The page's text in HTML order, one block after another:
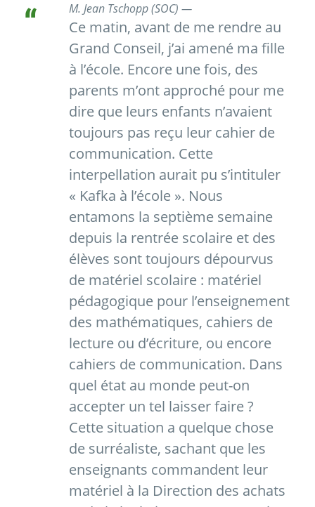
M. Jean Tschopp (SOC) —
Ce matin, avant de me rendre au
Grand Conseil, j’ai amené ma fille
à l’école. Encore une fois, des
parents m’ont approché pour me
dire que leurs enfants n’avaient
toujours pas reçu leur cahier de
communication. Cette
interpellation aurait pu s’intituler
« Kafka à l’école ». Nous
entamons la septième semaine
depuis la rentrée scolaire et des
élèves sont toujours dépourvus
de matériel scolaire : matériel
pédagogique pour l’enseignement
des mathématiques, cahiers de
lecture ou d’écriture, ou encore
cahiers de communication. Dans
quel état au monde peut-on
accepter un tel laisser faire ?
Cette situation a quelque chose
de surréaliste, sachant que les
enseignants commandent leur
matériel à la Direction des achats